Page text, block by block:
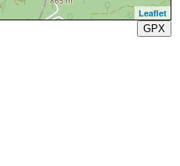
Leaflet
GPX